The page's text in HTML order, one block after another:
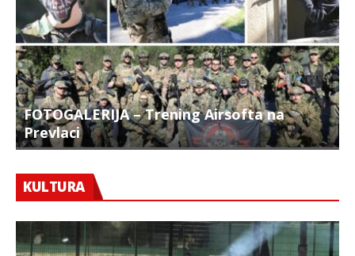
FOTOGALERIJA – Trening Airsofta na
Prevlaci
KULTURA